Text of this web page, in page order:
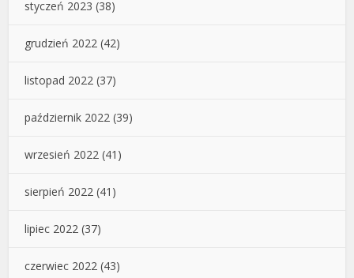
styczeń 2023 (38)
grudzień 2022 (42)
listopad 2022 (37)
październik 2022 (39)
wrzesień 2022 (41)
sierpień 2022 (41)
lipiec 2022 (37)
czerwiec 2022 (43)